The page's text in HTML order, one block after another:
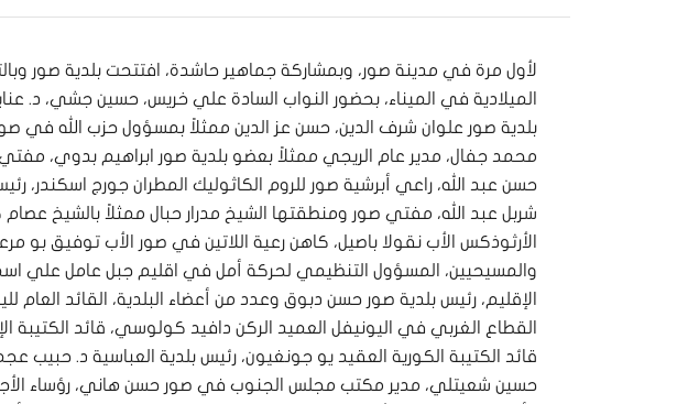
لأول مرة في مدينة صور، وبمشاركة جماهير حاشدة، افتتحت بلدية صور
الميلادية في الميناء، بحضور النواب السادة علي خريس، حسين جشي، د.
بلدية صور علوان شرف الدين، حسن عز الدين ممثلاً بمسؤول حزب الله في
محمد جفال، مدير عام الريجي ممثلاً بعضو بلدية صور ابراهيم بدوي،
حسن عبد الله، راعي أبرشية صور للروم الكاثوليك المطران جورج اسكندر،
شربل عبد الله، مفتي صور ومنطقتها الشيخ مدرار حبال ممثلاً بالشيخ
الأرثوذكس الأب نقولا باصيل، كاهن رعية اللاتين في صور الأب توفيق بو
والمسيحيين، المسؤول التنظيمي لحركة أمل في اقليم جبل عامل علي
الإقليم، رئيس بلدية صور حسن دبوق وعدد من أعضاء البلدية، القائد العام
القطاع الغربي في اليونيفل العميد الركن دافيد كولوسي، قائد الكتيبة
قائد الكتيبة الكورية العقيد يو جونغيون، رئيس بلدية العباسية د. حبيب
حسين شعيتلي، مدير مكتب مجلس الجنوب في صور حسن هاني، رؤساء